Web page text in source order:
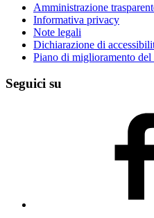
Amministrazione
Informativa privacy
Note legali
Dichiarazione di
Piano di miglioramento del
Seguici su